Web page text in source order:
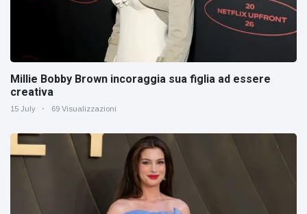
Millie Bobby Brown incoraggia sua figlia ad essere
creativa
15 July 69 Visualizzazioni